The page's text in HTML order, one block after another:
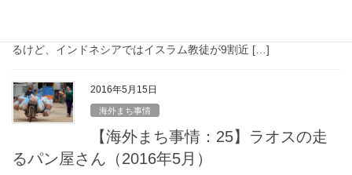
るけど、インドネシアではイスラム教徒が9割近 […]
2016年5月15日
海外まち事情
【海外まち事情：25】ラオスの走
るパン屋さん（2016年5月）